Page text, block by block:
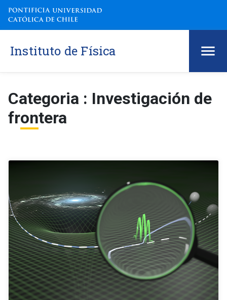
Instituto de Física
Categoria : Investigación de
frontera